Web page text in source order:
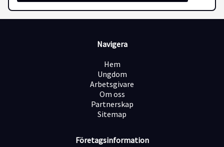
Navigera
Hem
Ungdom
Arbetsgivare
Om oss
Partnerskap
Sitemap
Företagsinformation